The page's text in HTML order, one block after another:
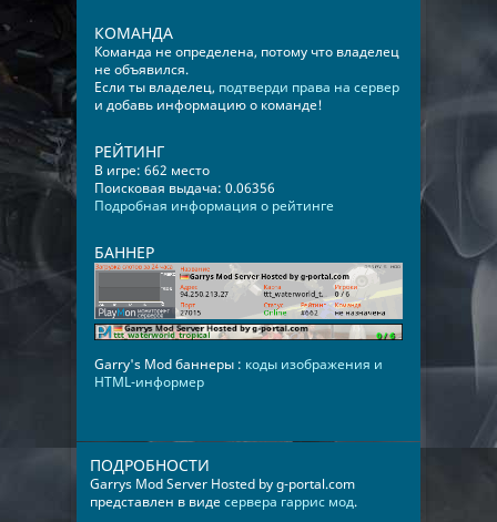
КОМАНДА
Команда не определена, потому что владелец
не объявился.
Если ты владелец, подтверди права на сервер
и добавь информацию о команде!
РЕЙТИНГ
В игре: 662 место
Поисковая выдача: 0.06356
Подробная информация о рейтинге
БАННЕР
Garry's Mod баннеры : коды изображения и
HTML-информер
ПОДРОБНОСТИ
Garrys Mod Server Hosted by g-portal.com
представлен в видесервера гаррис мод.